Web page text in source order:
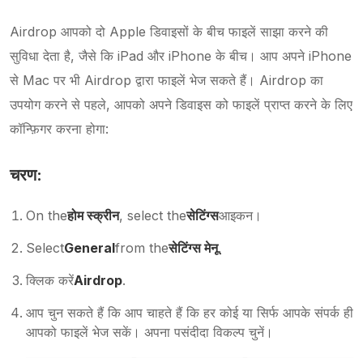
Airdrop आपको दो Apple डिवाइसों के बीच फाइलें साझा करने की
सुविधा देता है, जैसे कि iPad और iPhone के बीच। आप अपने iPhone
से Mac पर भी Airdrop द्वारा फाइलें भेज सकते हैं। Airdrop का
उपयोग करने से पहले, आपको अपने डिवाइस को फाइलें प्राप्त करने के लिए
कॉन्फ़िगर करना होगा:
चरण:
On theहोम स्क्रीन, select theसेटिंग्सआइकन।
SelectGeneralfrom theसेटिंग्स मेनू.
क्लिक करेंAirdrop.
आप चुन सकते हैं कि आप चाहते हैं कि हर कोई या सिर्फ आपके संपर्क ही
आपको फाइलें भेज सकें। अपना पसंदीदा विकल्प चुनें।